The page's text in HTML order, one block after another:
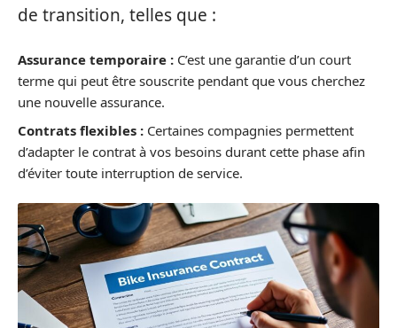
de transition, telles que :
Assurance temporaire : C’est une garantie d’un court
terme qui peut être souscrite pendant que vous cherchez
une nouvelle assurance.
Contrats flexibles : Certaines compagnies permettent
d’adapter le contrat à vos besoins durant cette phase afin
d’éviter toute interruption de service.